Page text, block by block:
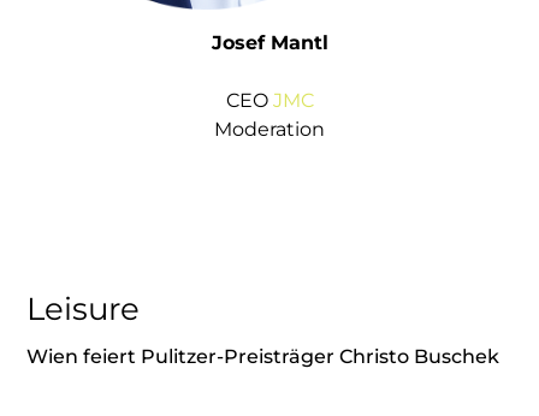
Josef Mantl
CEO JMC
Moderation
Leisure
Wien feiert Pulitzer-Preisträger Christo Buschek